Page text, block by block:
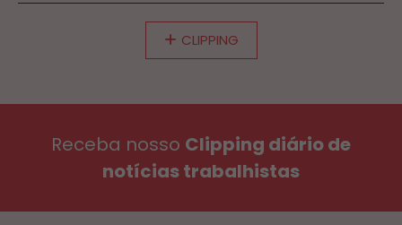
CLIPPING
Receba nosso Clipping diário de
notícias trabalhistas